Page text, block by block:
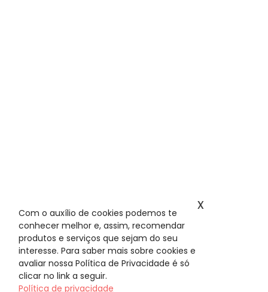
Com o auxílio de cookies podemos te
conhecer melhor e, assim, recomendar
produtos e serviços que sejam do seu
interesse. Para saber mais sobre cookies e
avaliar nossa Política de Privacidade é só
clicar no link a seguir.
Política de privacidade
x